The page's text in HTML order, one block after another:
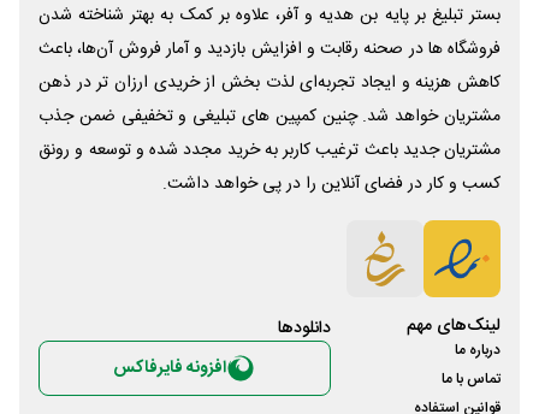
بستر تبلیغ بر پایه بن هدیه و آفر، علاوه بر کمک به بهتر شناخته شدن
فروشگاه ها در صحنه رقابت و افزایش بازدید و آمار فروش آن‌ها، باعث
کاهش هزینه و ایجاد تجربه‌ای لذت بخش از خریدی ارزان تر در ذهن
مشتریان خواهد شد. چنین کمپین های تبلیغی و تخفیفی ضمن جذب
مشتریان جدید باعث ترغیب کاربر به خرید مجدد شده و توسعه و رونق
کسب و کار در فضای آنلاین را در پی خواهد داشت.
لینک‌های مهم
درباره ما
تماس با ما
قوانین استفاده
دانلود‌ها
افزونه فایرفاکس